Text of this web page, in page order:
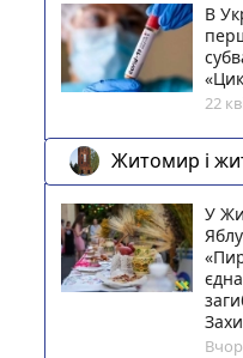
В
22
Житомир і
У